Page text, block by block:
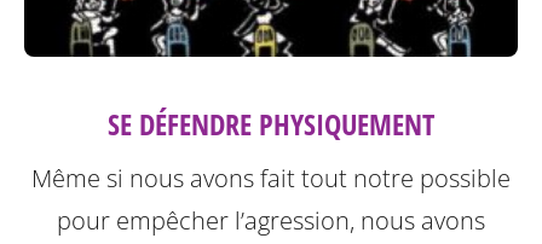
SE DÉFENDRE PHYSIQUEMENT
Même si nous avons fait tout notre possible
pour empêcher l’agression, nous avons